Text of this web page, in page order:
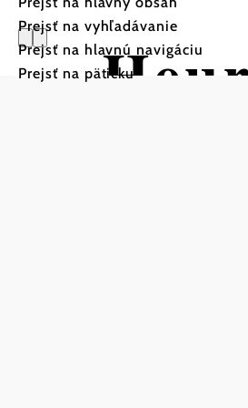
Prejsť na vyhľadávanie
Prejsť na hlavnú navigáciu
Prejsť na pätičku